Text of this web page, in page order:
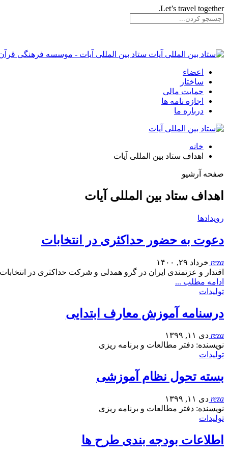
Let’s travel together.
ستاد بین المللی آیات - موسسه فرهنگی
اعضاء
ساختار
حمایت مالی
اجازه نامه ها
درباره ما
خانه
اهداف ستاد بین المللی آیات
صفحه آرشیو
اهداف ستاد بین المللی آیات
رویدادها
دعوت به حضور حداکثری در انتخابات
reza خرداد ۲۹, ۱۴۰۰
اقتدار و عزتمندی ایران در گرو همدلی و شرکت حداکثری در
ادامه مطلب ...
تولیدات
درسنامه آموزش معارف ابتدایی
reza دی ۱۱, ۱۳۹۹
نویسنده: دفتر مطالعات و برنامه ریزی
تولیدات
بسته تحول نظام آموزشی
reza دی ۱۱, ۱۳۹۹
نویسنده: دفتر مطالعات و برنامه ریزی
تولیدات
اطلاعات بودجه بندی طرح ها